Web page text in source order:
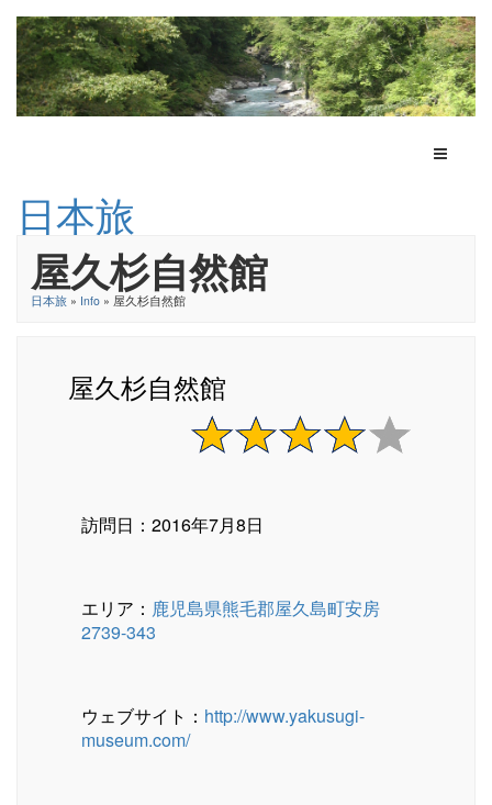
Toggle
日本旅
屋久杉自然館
日本旅 » Info » 屋久杉自然館
屋久杉自然館
訪問日：2016年7月8日
エリア： 鹿児島県熊毛郡屋久島町安房
2739-343
ウェブサイト： http://www.yakusugi-
museum.com/